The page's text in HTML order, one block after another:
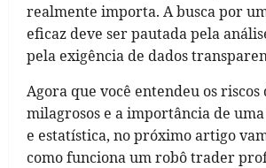
realmente importa. A busca por
eficaz deve ser pautada pela
pela exigência de dados
Agora que você entendeu os riscos
milagrosos e a importância de
e estatística, no próximo artigo
como funciona um robô trader